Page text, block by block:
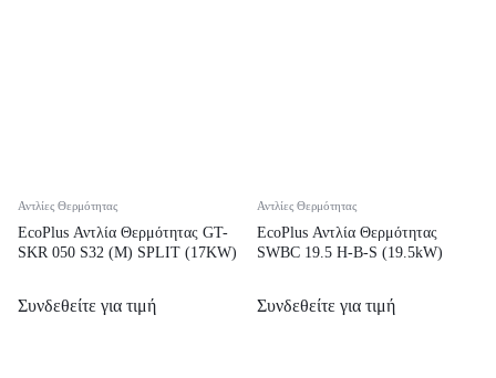
Αντλίες Θερμότητας
EcoPlus Αντλία Θερμότητας GT-
SKR 050 S32 (M) SPLIT (17KW)
Συνδεθείτε για τιμή
Αντλίες Θερμότητας
EcoPlus Αντλία Θερμότητας
SWBC 19.5 H-B-S (19.5kW)
Συνδεθείτε για τιμή